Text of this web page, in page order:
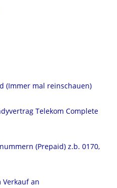
(Immer mal reinschauen)
Telekom Complete
(Prepaid) z.b. 0170,
Verkauf an